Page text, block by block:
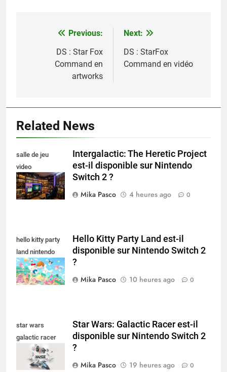
NavigationPrevious:
DS : Star Fox
Command en
artworks
Next:
DS : StarFox
Command en vidéo
Related News
salle de jeu
video
collectionneur
Intergalactic: The Heretic Project
est-il disponible sur Nintendo
Switch 2 ?
Mika Pasco
4 heures ago 0
hello kitty party
land nintendo
switch
Hello Kitty Party Land est-il
disponible sur Nintendo Switch 2
?
Mika Pasco
10 heures ago 0
star wars
galactic racer
nintendo switch
Star Wars: Galactic Racer est-il
disponible sur Nintendo Switch 2
?
Mika Pasco
19 heures ago 0